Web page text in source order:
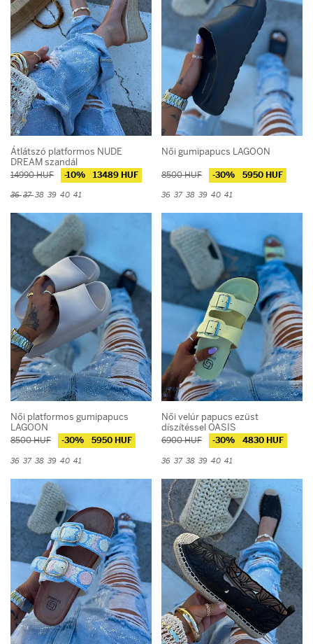
Átlátszó platformos NUDE
DREAM szandál
14990 HUF -10% 13489 HUF
363738 39 40 41
Női gumipapucs LAGOON
8500 HUF -30% 5950 HUF
36 37 38 39 40 41
Női platformos gumipapucs
LAGOON
8500 HUF -30% 5950 HUF
36 37 38 39 40 41
Női velúr papucs ezüst
díszítéssel OASIS
6900 HUF -30% 4830 HUF
36 37 38 39 40 41